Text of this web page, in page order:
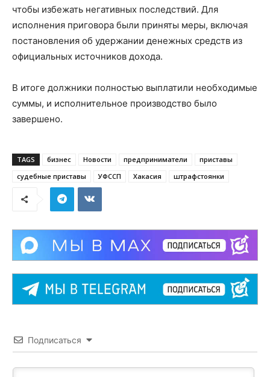
чтобы избежать негативных последствий. Для
исполнения приговора были приняты меры, включая
постановления об удержании денежных средств из
официальных источников дохода.
В итоге должники полностью выплатили необходимые
суммы, и исполнительное производство было
завершено.
TAGS бизнес Новости предприниматели
приставы
судебные приставы
УФССП Хакасия штрафстоянки
Подписаться